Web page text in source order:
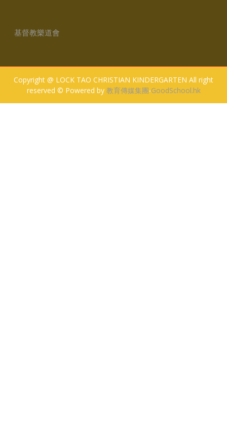
基督教樂道會
Copyright @ LOCK TAO CHRISTIAN KINDERGARTEN All right
reserved © Powered by 教育傳媒集團‧GoodSchool.hk